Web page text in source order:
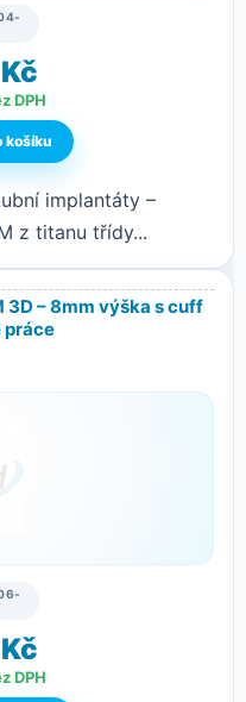
DPH
implantáty –
z titanu třídy...
3D – 8mm výška s cuff
práce
DPH